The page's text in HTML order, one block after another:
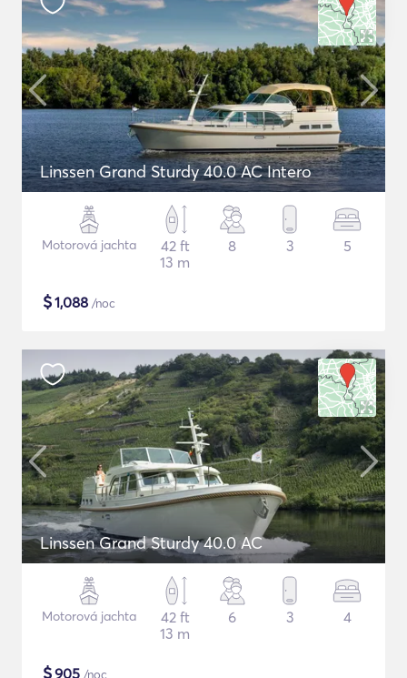
Linssen Grand Sturdy 40.0 AC Intero
Motorová jachta
42 ft
13 m
8 3 5
$1,088 /noc
Linssen Grand Sturdy 40.0 AC
Motorová jachta
42 ft
13 m
6 3 4
$905 /noc